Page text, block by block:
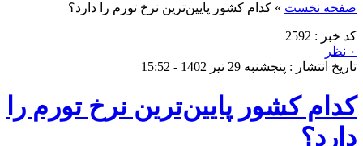
صفحه نخست » کدام کشور پایین‌ترین نرخ تورم را دارد؟
کد خبر : 2592
۰ نظر
تاریخ انتشار : پنجشنبه 29 تیر 1402 - 15:52
کدام کشور پایین‌ترین نرخ تورم را
دارد؟